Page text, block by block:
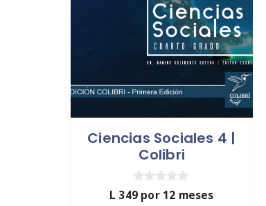
Ciencias Sociales 4 |
Colibri
0
d
L 349por 12 meses